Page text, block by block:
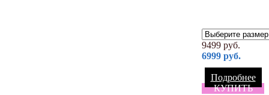
9499 руб.
6999 руб.
Подробнее
КУПИТЬ